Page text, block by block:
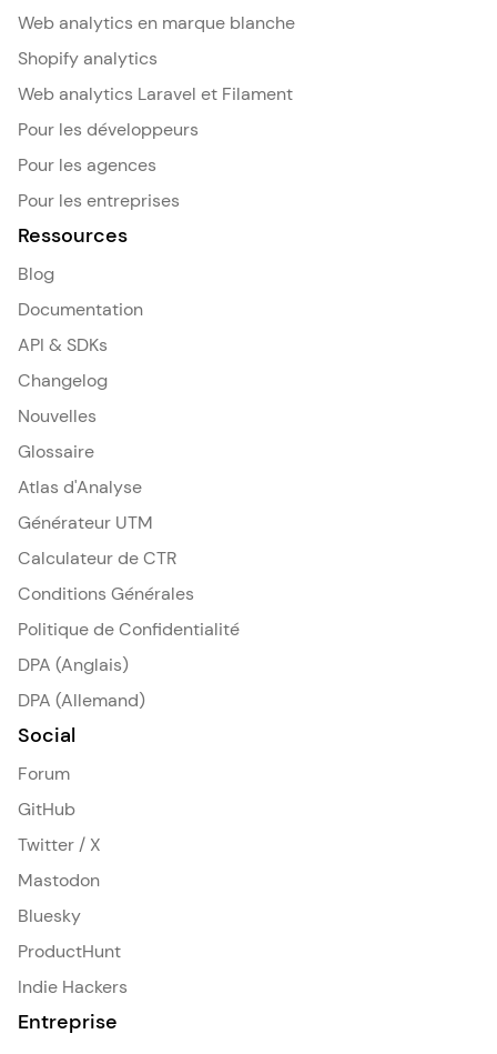
Web analytics en marque blanche
Shopify analytics
Web analytics Laravel et Filament
Pour les développeurs
Pour les agences
Pour les entreprises
Ressources
Blog
Documentation
API & SDKs
Changelog
Nouvelles
Glossaire
Atlas d'Analyse
Générateur UTM
Calculateur de CTR
Conditions Générales
Politique de Confidentialité
DPA (Anglais)
DPA (Allemand)
Social
Forum
GitHub
Twitter / X
Mastodon
Bluesky
ProductHunt
Indie Hackers
Entreprise